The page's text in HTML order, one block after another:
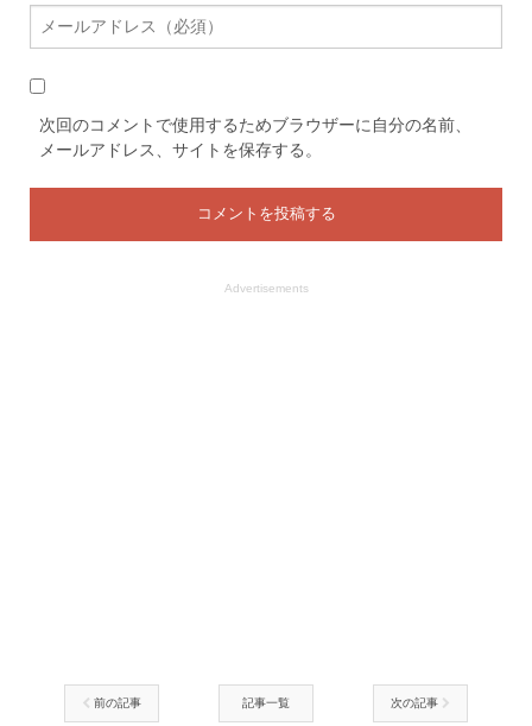
次回のコメントで使用するためブラウザーに自分の名前、
メールアドレス、サイトを保存する。
Advertisements
前の記事 記事一覧 次の記事